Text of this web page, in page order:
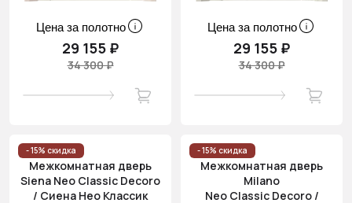
Цена за полотно
29 155 ₽
34 300 ₽
Цена за полотно
29 155 ₽
34 300 ₽
- 15% скидка
Межкомнатная дверь
Siena Neo Classic Decoro
/ Сиена Нео Классик
- 15% скидка
Межкомнатная дверь
Milano
Neo Classic Decoro /